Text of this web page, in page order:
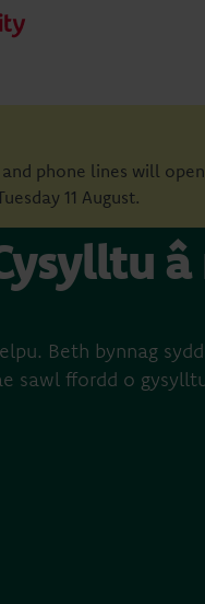
phone lines will
11 August.
â
Beth bynnag
sawl ffordd o